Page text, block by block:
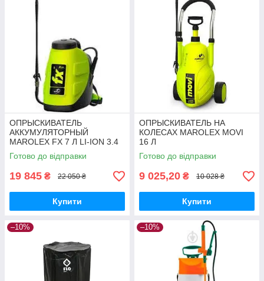
ОПРЫСКИВАТЕЛЬ
АККУМУЛЯТОРНЫЙ
MAROLEX FX 7 Л LI-ION 3.4
АЧ
Готово до відправки
19 845 ₴ 22 050 ₴
Купити
ОПРЫСКИВАТЕЛЬ НА
КОЛЕСАХ MAROLEX MOVI
16 Л
Готово до відправки
9 025,20 ₴ 10 028 ₴
Купити
–10% –10%